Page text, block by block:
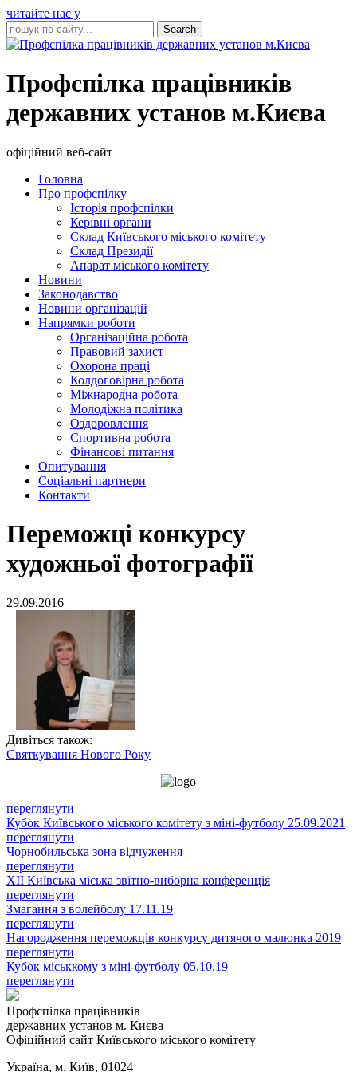
читайте нас у
Профспілка працівників
державних установ м.Києва
офіційний веб-сайт
Головна
Про профспілку
Історія профспілки
Керівні органи
Склад Київського міського комітету
Склад Президії
Апарат міського комітету
Новини
Законодавство
Новини організацій
Напрямки роботи
Організаційна робота
Правовий захист
Охорона праці
Колдоговірна робота
Міжнародна робота
Молодіжна політика
Оздоровлення
Спортивна робота
Фінансові питання
Опитування
Соціальні партнери
Контакти
Переможці конкурсу
художньої фотографії
29.09.2016
Дивіться також:
Святкування Нового Року
переглянути
Кубок Київського міського комітету з міні-футболу 25.09.2021
переглянути
Чорнобильська зона відчуження
переглянути
XII Київська міська звітно-виборна конференція
переглянути
Змагання з волейболу 17.11.19
переглянути
Нагородження переможців конкурсу дитячого малюнка 2019
переглянути
Кубок міськкому з міні-футболу 05.10.19
переглянути
Профспілка працівників
державних установ м. Києва
Офіційний сайт Київського міського комітету
Україна, м. Київ, 01024